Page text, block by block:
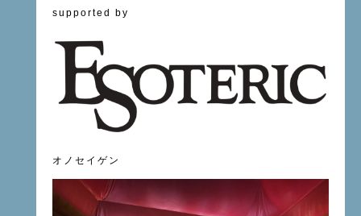
supported by
オノセイゲン